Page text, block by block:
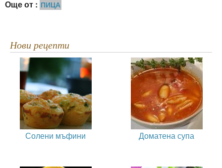
Още от : ПИЦА
Нови рецепти
Солени мъфини Доматена супа